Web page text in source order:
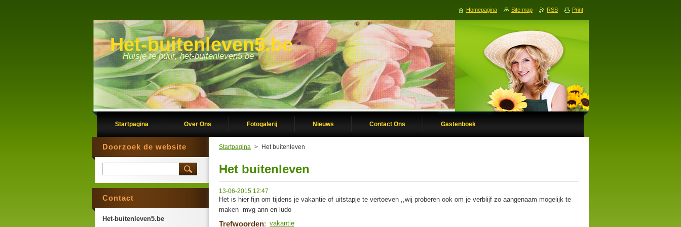
Het-buitenleven5.be
Huisje te huur, het-buitenleven5.be
Startpagina Over Ons Fotogalerij Nieuws Contact Ons Gastenboek
Startpagina > Het buitenleven
Het buitenleven
13-06-2015 12:47
Het is hier fijn om tijdens je vakantie of uitstapje te vertoeven ,,wij proberen ook om je verblijf zo aangenaam mogelijk te
maken mvg ann en ludo
Trefwoorden: vakantie
Doorzoek de website
Contact
Het-buitenleven5.be
Homepagina Site map RSS Print